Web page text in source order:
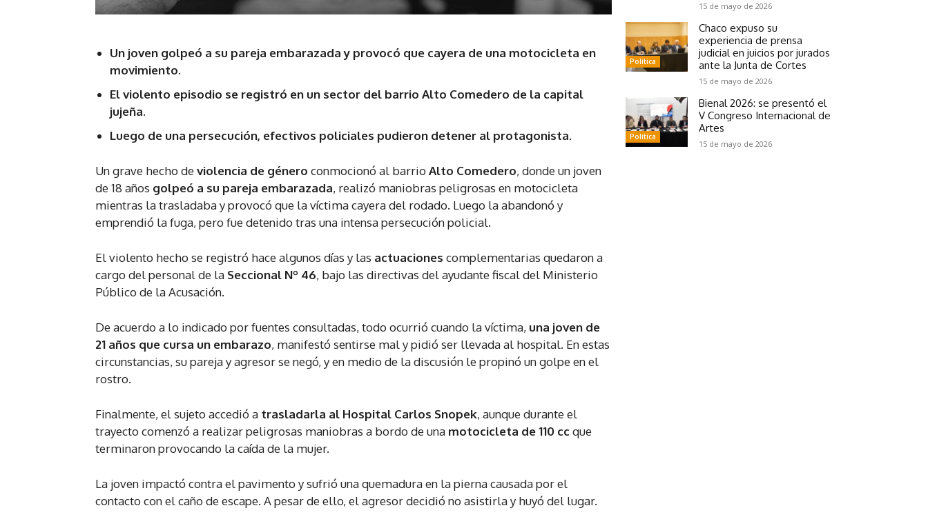
Un joven golpeó a su pareja embarazada y provocó que cayera de una motocicleta en
movimiento.
El violento episodio se registró en un sector del barrio Alto Comedero de la capital
jujeña.
Luego de una persecución, efectivos policiales pudieron detener al protagonista.
Un grave hecho deviolencia de género conmocionó al barrioAlto Comedero, donde un joven
de 18 años golpeó a su pareja embarazada, realizó maniobras peligrosas en motocicleta
mientras la trasladaba y provocó que la víctima cayera del rodado. Luego la abandonó y
emprendió la fuga, pero fue detenido tras una intensa persecución policial.
El violento hecho se registró hace algunos días y las actuaciones complementarias quedaron a
cargo del personal de la Seccional Nº 46, bajo las directivas del ayudante fiscal del Ministerio
Público de la Acusación.
De acuerdo a lo indicado por fuentes consultadas, todo ocurrió cuando la víctima, una joven de
21 años que cursa un embarazo, manifestó sentirse mal y pidió ser llevada al hospital. En estas
circunstancias, su pareja y agresor se negó, y en medio de la discusión le propinó un golpe en el
rostro.
Finalmente, el sujeto accedió a trasladarla al Hospital Carlos Snopek, aunque durante el
trayecto comenzó a realizar peligrosas maniobras a bordo de una motocicleta de 110 cc que
terminaron provocando la caída de la mujer.
La joven impactó contra el pavimento y sufrió una quemadura en la pierna causada por el
contacto con el caño de escape. A pesar de ello, el agresor decidió no asistirla y huyó del lugar.
15 de mayo de 2026
Política
Chaco expuso su
experiencia de prensa
judicial en juicios por jurados
ante la Junta de Cortes
15 de mayo de 2026
Política
Bienal 2026: se presentó el
V Congreso Internacional de
Artes
15 de mayo de 2026